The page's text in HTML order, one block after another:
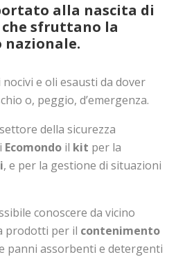
alla nascita di
sfruttano la
e oli esausti da dover
o, peggio, d’emergenza.
della sicurezza
Ecomondo il kit per la
, e per la gestione di situazioni
conoscere da vicino
prodotti per il contenimento
panni assorbenti e detergenti